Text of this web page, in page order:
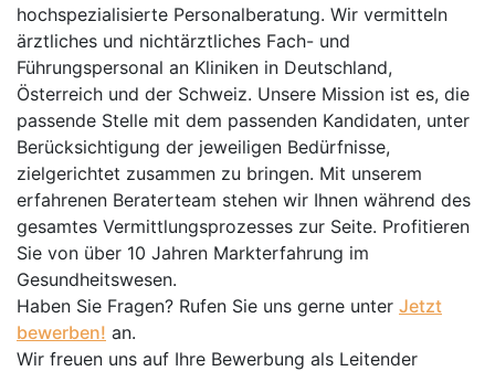
hochspezialisierte Personalberatung. Wir vermitteln
ärztliches und nichtärztliches Fach- und
Führungspersonal an Kliniken in Deutschland,
Österreich und der Schweiz. Unsere Mission ist es, die
passende Stelle mit dem passenden Kandidaten, unter
Berücksichtigung der jeweiligen Bedürfnisse,
zielgerichtet zusammen zu bringen. Mit unserem
erfahrenen Beraterteam stehen wir Ihnen während des
gesamtes Vermittlungsprozesses zur Seite. Profitieren
Sie von über 10 Jahren Markterfahrung im
Gesundheitswesen.
Haben Sie Fragen? Rufen Sie uns gerne unter Jetzt
bewerben! an.
Wir freuen uns auf Ihre Bewerbung als Leitender